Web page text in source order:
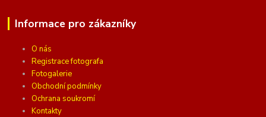
Informace pro zákazníky
O nás
Registrace fotografa
Fotogalerie
Obchodní podmínky
Ochrana soukromí
Kontakty